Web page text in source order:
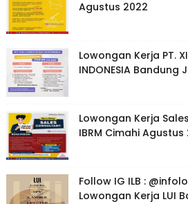
Agustus 2022
Lowongan Kerja PT.
INDONESIA Bandung
Lowongan Kerja
IBRM Cimahi Agustus
Follow IG ILB :
Lowongan Kerja LUI